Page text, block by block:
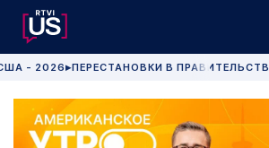
- 2026 ▶ПЕРЕСТАНОВКИ В